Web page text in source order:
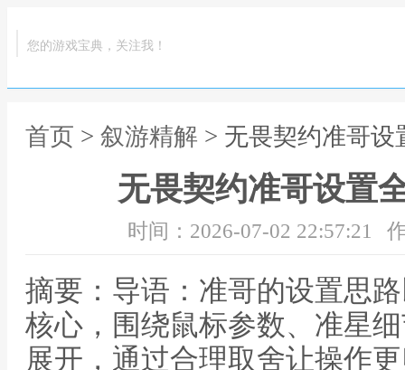
您的游戏宝典，关注我！
首页 > 叙游精解 > 无畏契约准哥
无畏契约准哥设置
时间：2026-07-02 22:57:21
摘要：导语：准哥的设置思
核心，围绕鼠标参数、准星
展开，通过合理取舍让操作